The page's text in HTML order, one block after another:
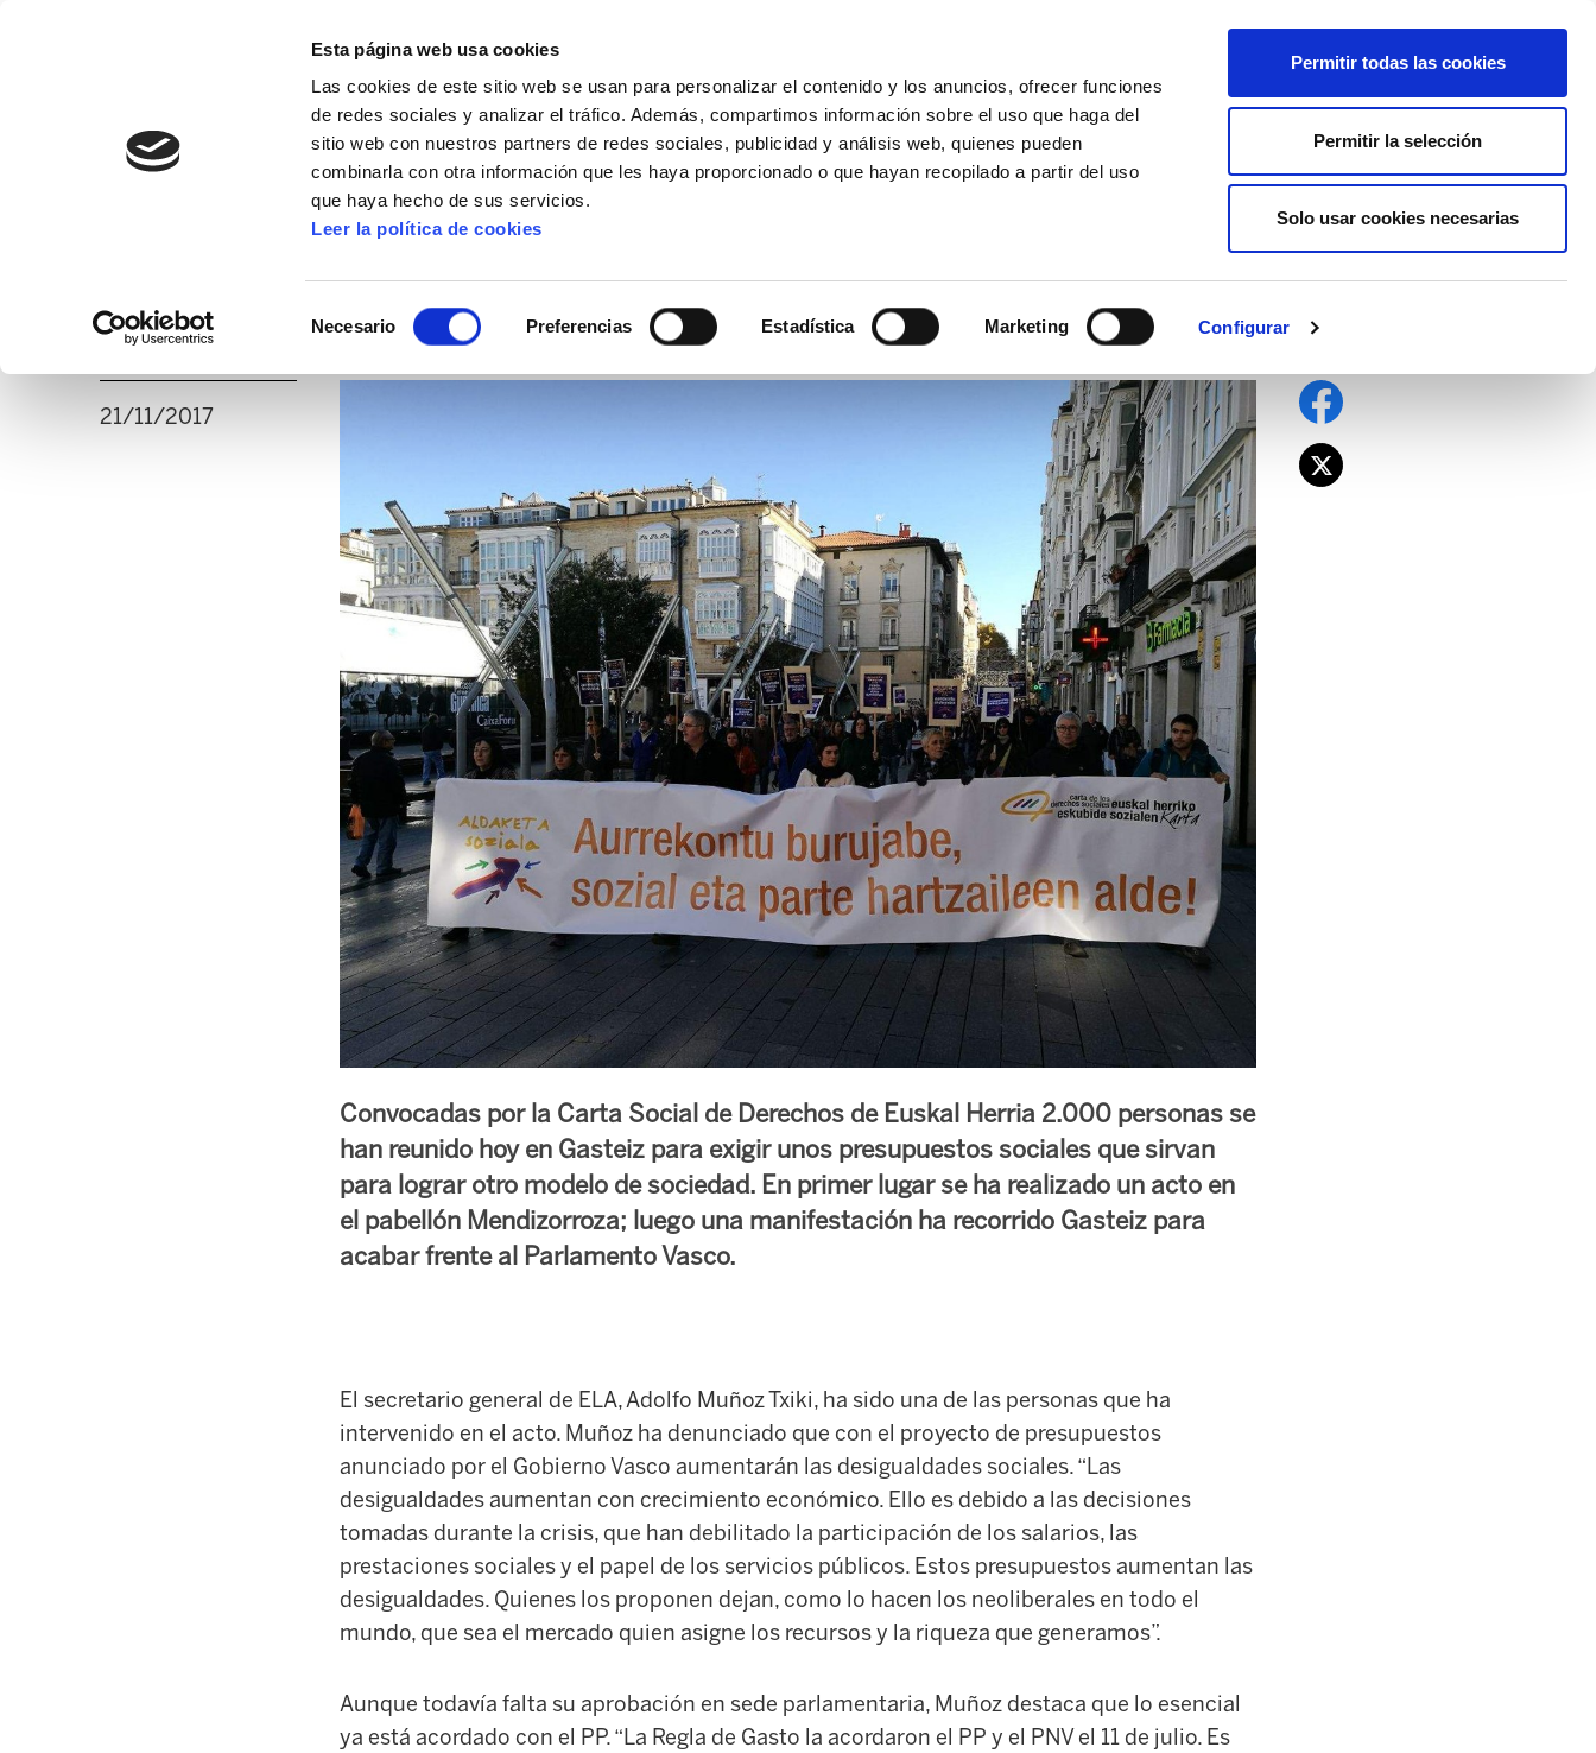
Esta página web usa cookies
Las cookies de este sitio web se usan para personalizar el contenido y los anuncios, ofrecer funciones
de redes sociales y analizar el tráfico. Además, compartimos información sobre el uso que haga del
sitio web con nuestros partners de redes sociales, publicidad y análisis web, quienes pueden
combinarla con otra información que les haya proporcionado o que hayan recopilado a partir del uso
que haya hecho de sus servicios.
Leer la política de cookies
Necesario Preferencias Estadística Marketing Configurar
Permitir todas las cookies
Permitir la selección
Solo usar cookies necesarias
AFÍLIATE
MANU ROBLES-ARANGIZ FUNDAZIOA BIDELAGUN FUNDAZIOA
“La regla de gasto, aprobada por PP y PNV, impide hacer
presupuestos sociales”
21/11/2017
Convocadas por la Carta Social de Derechos de Euskal Herria 2.000 personas se
han reunido hoy en Gasteiz para exigir unos presupuestos sociales que sirvan
para lograr otro modelo de sociedad. En primer lugar se ha realizado un acto en
el pabellón Mendizorroza; luego una manifestación ha recorrido Gasteiz para
acabar frente al Parlamento Vasco.
El secretario general de ELA, Adolfo MuñozTxiki, ha sido una de las personas que ha
intervenido en el acto. Muñoz ha denunciado que con el proyecto de presupuestos
anunciado por el Gobierno Vasco aumentarán las desigualdades sociales. “Las
desigualdades aumentan con crecimiento económico. Ello es debido a las decisiones
tomadas durante la crisis, que han debilitado la participación de los salarios, las
prestaciones sociales y el papel de los servicios públicos. Estos presupuestos aumentan las
desigualdades. Quienes los proponen dejan, como lo hacen los neoliberales en todo el
mundo, que sea el mercado quien asigne los recursos y la riqueza que generamos”.
Aunque todavía falta su aprobación en sede parlamentaria, Muñoz destaca que lo esencial
ya está acordado con el PP. “La Regla de Gasto la acordaron el PP y el PNV el 11 de julio. Es